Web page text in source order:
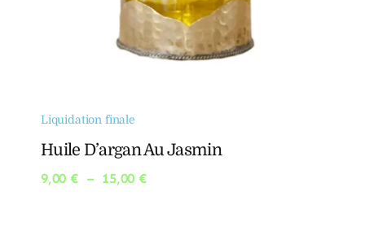
Liquidation finale
Huile D’argan Au Jasmin
9,00€ – 15,00€Plage